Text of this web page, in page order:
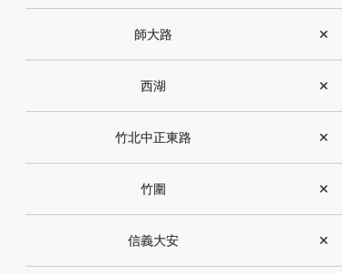
師大路 ✕
西湖 ✕
竹北中正東路 ✕
竹圍 ✕
信義大安 ✕